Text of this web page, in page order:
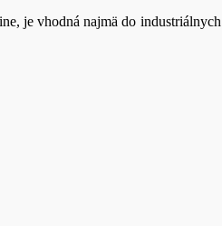
je vhodná najmä do